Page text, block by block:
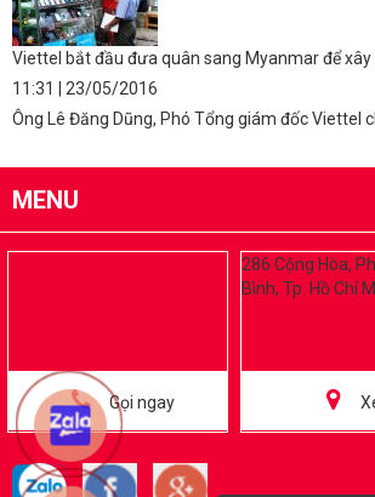
Viettel bắt đầu đưa quân sang Myanmar để
11:31 | 23/05/2016
Ông Lê Đăng Dũng, Phó Tổng giám đốc Viettel
MENU
Gọi ngay
286 Cộng Hòa,
Bình, Tp. Hồ Chí